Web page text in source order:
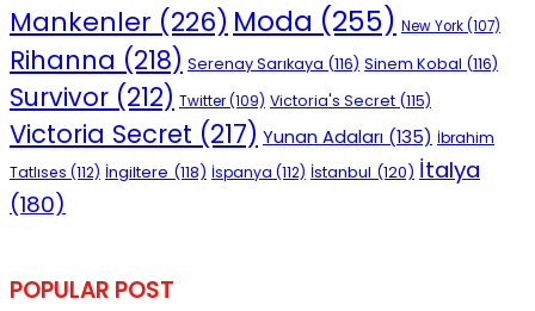
Mankenler (226) Moda (255) New York(107)
Rihanna (218) Serenay Sarıkaya (116) Sinem Kobal (116)
Survivor (212) Twitter(109) Victoria's Secret (115)
Victoria Secret (217) Yunan Adaları (135) İbrahim
Tatlıses (112) İngiltere (118) İspanya (112) İstanbul (120) İtalya
(180)
POPULAR POST